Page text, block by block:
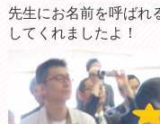
先生にお名前を呼ばれ
してくれましたよ！